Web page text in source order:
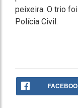
peixeira. O trio
Polícia Civil.